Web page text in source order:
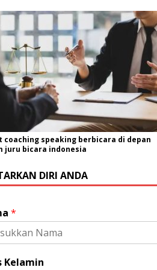
coaching speaking berbicara di depan
juru bicara indonesia
DIRI ANDA
*
Kelamin